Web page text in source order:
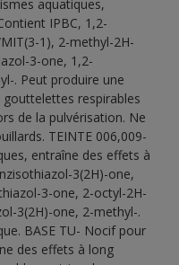
aquatiques,
IPBC, 1,2-
1), 2-methyl-2H-
3-one, 1,2-
. Peut produire une
respirables
de la pulvérisation. Ne
TEINTE 006,009-
entraîne des effets à
3(2H)-one,
3-one, 2-octyl-2H-
3(2H)-one, 2-methyl-.
BASE TU- Nocif pour
des effets à long